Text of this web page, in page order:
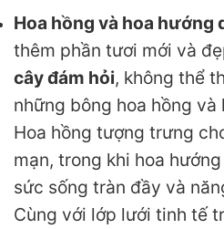
Hoa hồng và hoa hướng
thêm phần tươi mới và
cây đám hỏi, không thể
những bông hoa hồng và
Hoa hồng tượng trưng
mạn, trong khi hoa
sức sống tràn đầy và
Cùng với lớp lưới tinh tế